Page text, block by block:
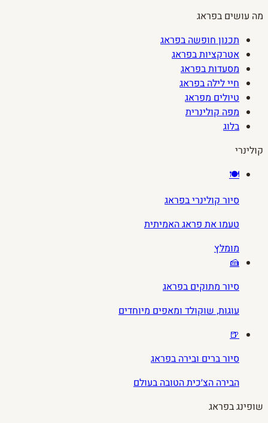
מה עושים בפראג
תכנון חופשה בפראג
אטרקציות בפראג
מסעדות בפראג
חיי לילה בפראג
טיולים מפראג
מפה קולינרית
בלוג
קולינרי
🍽️
סיור קולינרי בפראג
טעמו את פראג האמיתית
מומלץ
🍰
סיור מתוקים בפראג
עוגות, שוקולד ומאפים מיוחדים
🍺
סיור ברים ובירה בפראג
הבירה הצ׳כית הטובה בעולם
שופינג בפראג